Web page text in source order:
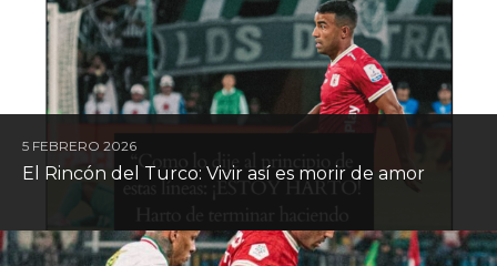
5 FEBRERO 2026
El Rincón del Turco: Vivir así es morir de amor